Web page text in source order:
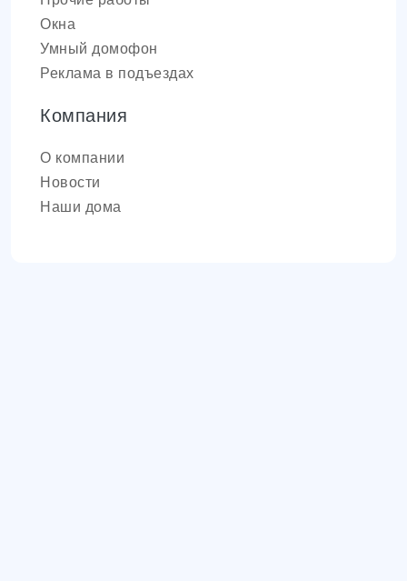
Окна
Умный домофон
Реклама в подъездах
Компания
О компании
Новости
Наши дома